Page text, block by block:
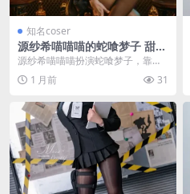
知名coser
源纱希喵喵喵的蛇喰梦子 甜味
里的毒，比单纯凶狠更让人发
源纱希喵喵喵扮演蛇喰梦子，靠的
是软的壳和硬的核——ID像猫踩键
盘，直播尾音软得像...
1 月前 31